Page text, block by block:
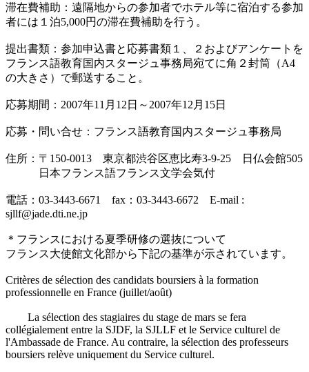
滞在費補助：遠隔地からの参加者でホテル等に宿泊する参加
者には１泊5,000円の滞在費補助を行う。
提出書類：参加申込書と応募書類１、２およびアンケートを
フランス語教育国内スタージュ事務局宛てに角２封筒（A4
の大きさ）で郵送すること。
応募期間：2007年11月12日～2007年12月15日
応募・問い合せ：フランス語教育国内スタージュ事務局
住所：〒150-0013 東京都渋谷区恵比寿3-9-25 日仏会館505
日本フランス語フランス文学会気付
電話：03-3443-6671 fax：03-3443-6672 E-mail :
sjllf@jade.dti.ne.jp
＊フランスにおける夏季研修の選抜について
フランス大使館文化部から下記の基準が示されています。
Critères de sélection des candidats boursiers à la formation
professionnelle en France (juillet/août)
La sélection des stagiaires du stage de mars se fera
collégialement entre la SJDF, la SJLLF et le Service culturel de
l'Ambassade de France. Au contraire, la sélection des professeurs
boursiers relève uniquement du Service culturel.